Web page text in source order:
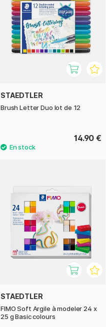
STAEDTLER
Brush Letter Duo lot de 12
14.90 €
STAEDTLER
FIMO Soft Argile à modeler 24 x
25 g Basic colours